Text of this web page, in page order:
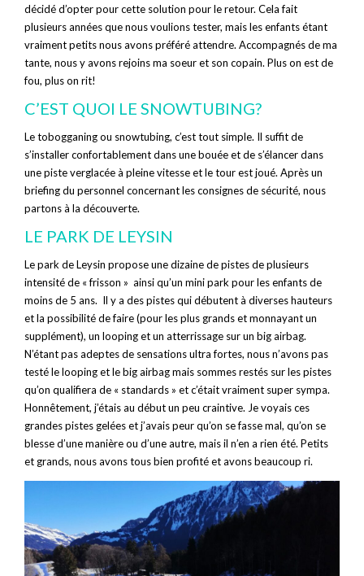
décidé d’opter pour cette solution pour le retour. Cela fait
plusieurs années que nous voulions tester, mais les enfants étant
vraiment petits nous avons préféré attendre. Accompagnés de ma
tante, nous y avons rejoins ma soeur et son copain. Plus on est de
fou, plus on rit!
C’EST QUOI LE SNOWTUBING?
Le tobogganing ou snowtubing, c’est tout simple. Il suffit de
s’installer confortablement dans une bouée et de s’élancer dans
une piste verglacée à pleine vitesse et le tour est joué. Après un
briefing du personnel concernant les consignes de sécurité, nous
partons à la découverte.
LE PARK DE LEYSIN
Le park de Leysin propose une dizaine de pistes de plusieurs
intensité de « frisson » ainsi qu’un mini park pour les enfants de
moins de 5 ans. Il y a des pistes qui débutent à diverses hauteurs
et la possibilité de faire (pour les plus grands et monnayant un
supplément), un looping et un atterrissage sur un big airbag.
N’étant pas adeptes de sensations ultra fortes, nous n’avons pas
testé le looping et le big airbag mais sommes restés sur les pistes
qu’on qualifiera de « standards » et c’était vraiment super sympa.
Honnêtement, j’étais au début un peu craintive. Je voyais ces
grandes pistes gelées et j’avais peur qu’on se fasse mal, qu’on se
blesse d’une manière ou d’une autre, mais il n’en a rien été. Petits
et grands, nous avons tous bien profité et avons beaucoup ri.